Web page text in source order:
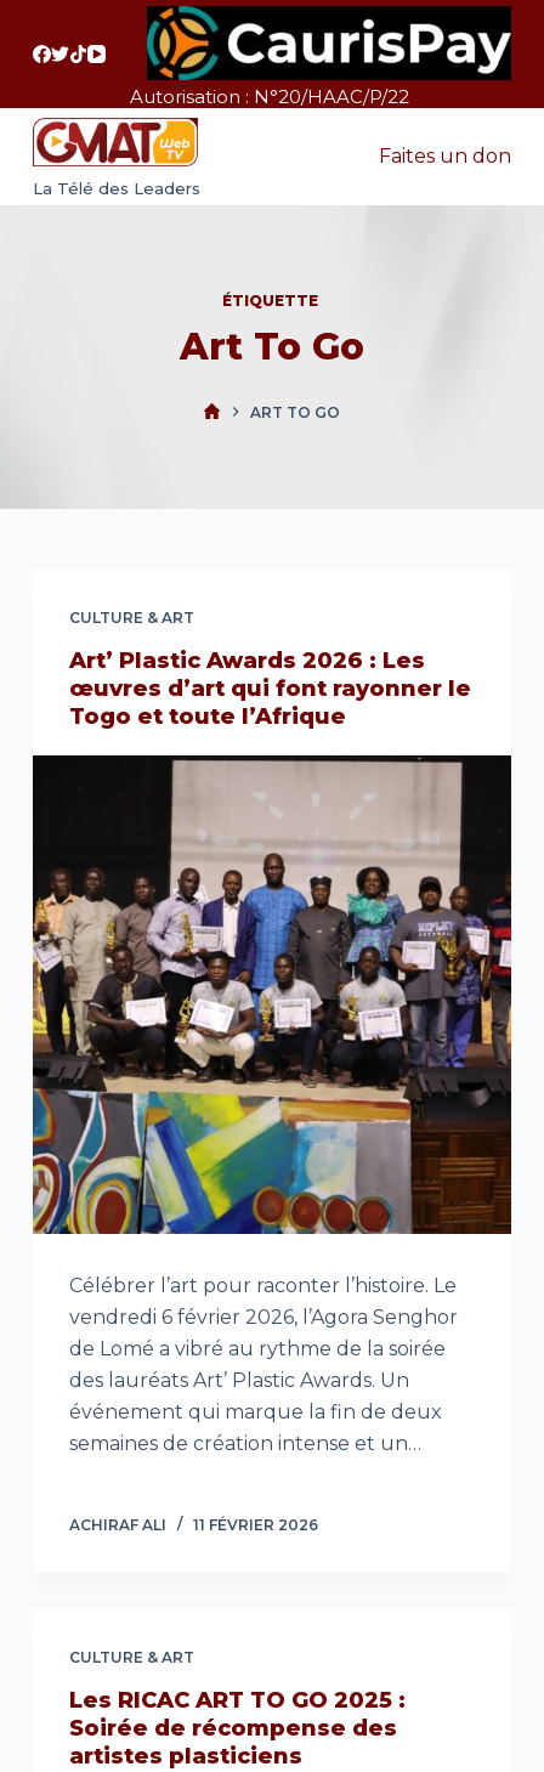
a
Autorisation : N°20/HAAC/P/22
La Télé des Leaders
Faites un don
ÉTIQUETTE
Art To Go
ART TO GO
CULTURE & ART
Art’ Plastic Awards 2026 : Les
œuvres d’art qui font rayonner le
Togo et toute l’Afrique
Célébrer l’art pour raconter l’histoire. Le
vendredi 6 février 2026, l’Agora Senghor
de Lomé a vibré au rythme de la soirée
des lauréats Art’ Plastic Awards. Un
événement qui marque la fin de deux
semaines de création intense et un…
ACHIRAF ALI 11 FÉVRIER 2026
CULTURE & ART
Les RICAC ART TO GO 2025 :
Soirée de récompense des
artistes plasticiens